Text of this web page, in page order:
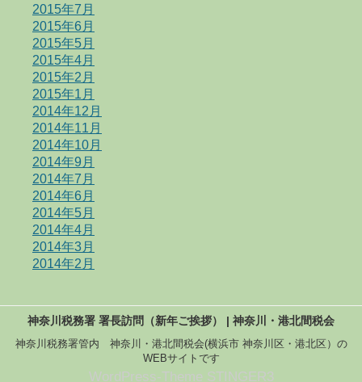
2015年7月
2015年6月
2015年5月
2015年4月
2015年2月
2015年1月
2014年12月
2014年11月
2014年10月
2014年9月
2014年7月
2014年6月
2014年5月
2014年4月
2014年3月
2014年2月
神奈川税務署 署長訪問（新年ご挨拶） | 神奈川・港北間税会
神奈川税務署管内 神奈川・港北間税会(横浜市 神奈川区・港北区）の
WEBサイトです
WordPress-Theme STINGER3